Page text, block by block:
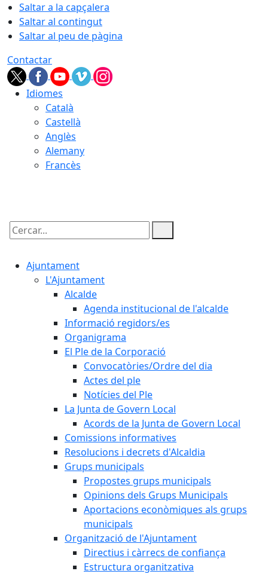
Saltar a la capçalera
Saltar al contingut
Saltar al peu de pàgina
Contactar
Idiomes
Català
Castellà
Anglès
Alemany
Francès
Cercar:
Ajuntament
L'Ajuntament
Alcalde
Agenda institucional de l'alcalde
Informació regidors/es
Organigrama
El Ple de la Corporació
Convocatòries/Ordre del dia
Actes del ple
Notícies del Ple
La Junta de Govern Local
Acords de la Junta de Govern Local
Comissions informatives
Resolucions i decrets d'Alcaldia
Grups municipals
Propostes grups municipals
Opinions dels Grups Municipals
Aportacions econòmiques als grups
municipals
Organització de l'Ajuntament
Directius i càrrecs de confiança
Estructura organitzativa